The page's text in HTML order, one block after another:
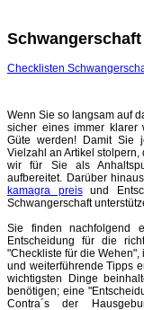
Schwangerschaft
Checklisten
Wenn Sie so langsam auf
sicher eines immer klarer
Güte werden! Damit Sie
Vielzahl an Artikel
wir für Sie als
aufbereitet. Darüber
kamagra preisund
Schwangerschaft
Sie finden nachfolgend
Entscheidung für die
"Checkliste für die
und weiterführende Tipps
wichtigsten Dinge
benötigen; eine
Contra´s der